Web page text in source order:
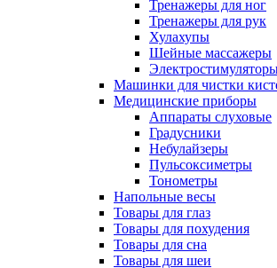
Тренажеры для ног
Тренажеры для рук
Хулахупы
Шейные массажеры
Машинки для чистки
Медицинские приборы
Аппараты слуховые
Градусники
Небулайзеры
Пульсоксиметры
Тонометры
Напольные весы
Товары для глаз
Товары для похудения
Товары для сна
Товары для шеи